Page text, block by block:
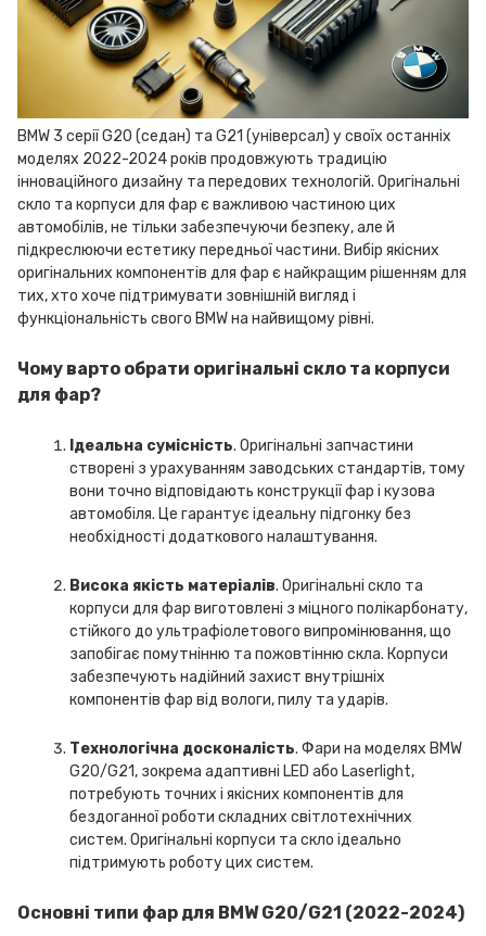
BMW 3 серії G20 (седан) та G21 (універсал) у своїх останніх
моделях 2022-2024 років продовжують традицію
інноваційного дизайну та передових технологій. Оригінальні
скло та корпуси для фар є важливою частиною цих
автомобілів, не тільки забезпечуючи безпеку, але й
підкреслюючи естетику передньої частини. Вибір якісних
оригінальних компонентів для фар є найкращим рішенням для
тих, хто хоче підтримувати зовнішній вигляд і
функціональність свого BMW на найвищому рівні.
Чому варто обрати оригінальні скло та корпуси
для фар?
Ідеальна сумісність. Оригінальні запчастини
створені з урахуванням заводських стандартів, тому
вони точно відповідають конструкції фар і кузова
автомобіля. Це гарантує ідеальну підгонку без
необхідності додаткового налаштування.
Висока якість матеріалів. Оригінальні скло та
корпуси для фар виготовлені з міцного полікарбонату,
стійкого до ультрафіолетового випромінювання, що
запобігає помутнінню та пожовтінню скла. Корпуси
забезпечують надійний захист внутрішніх
компонентів фар від вологи, пилу та ударів.
Технологічна досконалість. Фари на моделях BMW
G20/G21, зокрема адаптивні LED або Laserlight,
потребують точних і якісних компонентів для
бездоганної роботи складних світлотехнічних
систем. Оригінальні корпуси та скло ідеально
підтримують роботу цих систем.
Основні типи фар для BMW G20/G21 (2022-2024)